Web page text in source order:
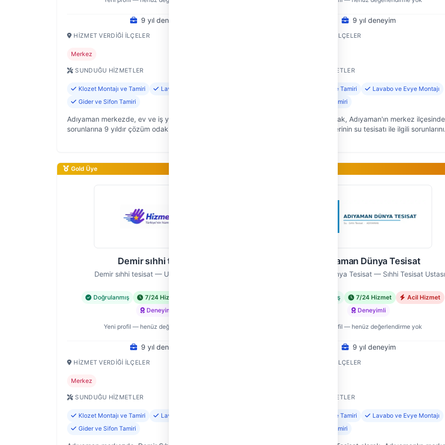
9 yıl deneyim
HIZMET VERDIĞI İLÇELER
Merkez
SUNDUĞU HIZMETLER
Klozet Montajı ve Tamiri
Lavabo ve Evye Montajı
Gider ve Sifon Tamiri
Adıyaman merkezde, ev ve iş yerlerinizdeki su tesisatı
sorunlarına 9 yıldır çözüm odaklı yaklaşıyoruz. "Lüks
9 yıl deneyim
HIZMET VERDIĞI İLÇELER
SUNDUĞU HIZMETLER
Klozet Montajı ve Tamiri
Lavabo ve Evye Montajı
Gider ve Sifon Tamiri
Yavuz Ticaret olarak, Adıyaman'ın merkez
yıldır ev ve iş yerlerinin su tesisatı ile ilgili sorunlarını
Gold Üye
Demir sıhhi tesisat
Demir sıhhi tesisat — Ustası, Adıyaman
Doğrulanmış 7/24 Hizmet
Deneyimli
Yeni profil — henüz değerlendirme yok
9 yıl deneyim
HIZMET VERDIĞI İLÇELER
Merkez
SUNDUĞU HIZMETLER
Klozet Montajı ve Tamiri
Lavabo ve Evye Montajı
Gider ve Sifon Tamiri
Adıyaman Dünya Tesisat
Adıyaman Dünya Tesisat — Sıhhi Tesisat Ustası
Doğrulanmış 7/24 Hizmet
Acil Hizmet
Deneyimli
Yeni profil — henüz değerlendirme yok
9 yıl deneyim
HIZMET VERDIĞI İLÇELER
SUNDUĞU HIZMETLER
Klozet Montajı ve Tamiri
Lavabo ve Evye Montajı
Gider ve Sifon Tamiri